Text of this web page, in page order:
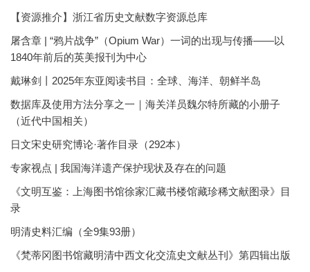
【资源推介】浙江省历史文献数字资源总库
屠含章 | “鸦片战争”（Opium War）一词的出现与传播——以
1840年前后的英美报刊为中心
戴琳剑丨2025年东亚阅读书目：全球、海洋、朝鲜半岛
数据库及使用方法分享之一｜海关洋员魏尔特所藏的小册子
（近代中国相关）
日文宋史研究博论·著作目录（292本）
专家视点 | 我国海洋遗产保护现状及存在的问题
《文明互鉴：上海图书馆徐家汇藏书楼馆藏珍稀文献图录》目
录
明清史料汇编（全9集93册）
《梵蒂冈图书馆藏明清中西文化交流史文献丛刊》第四辑出版